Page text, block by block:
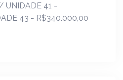
UNIDADE 41 -
43 - R$340.000,00